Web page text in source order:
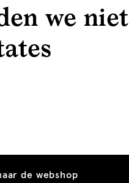
we niet
de webshop